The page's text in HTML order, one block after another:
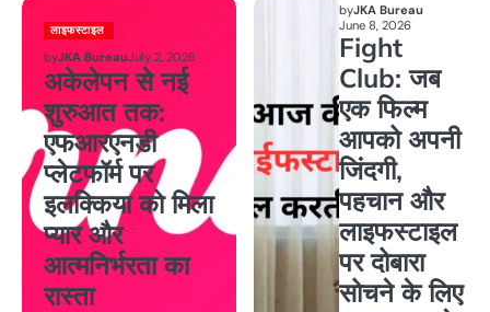
लाइफस्टाइल
byJKA BureauJuly 2, 2026
अकेलेपन से नई
शुरुआत तक:
एफआरएनडी
प्लेटफॉर्म पर
इलक्किया को मिला
प्यार और
आत्मनिर्भरता का
रास्ता
byJKA Bureau
June 8, 2026
Fight
Club: जब
एक फिल्म
आपको अपनी
जिंदगी,
पहचान और
लाइफस्टाइल
पर दोबारा
सोचने के लिए